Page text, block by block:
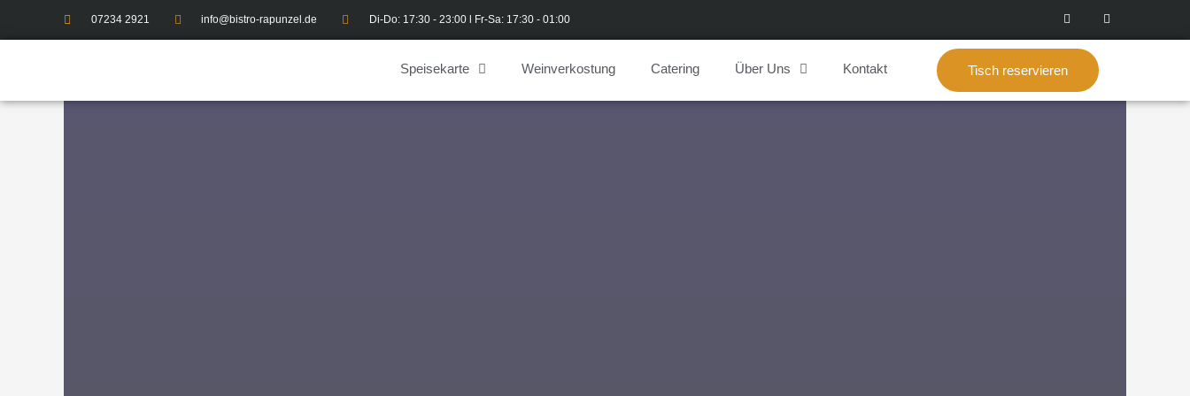
07234 2921 info@bistro-rapunzel.de Di-Do: 17:30 - 23:00 l Fr-Sa: 17:30 - 01:00
Speisekarte Weinverkostung Catering Über Uns Kontakt Tisch reservieren